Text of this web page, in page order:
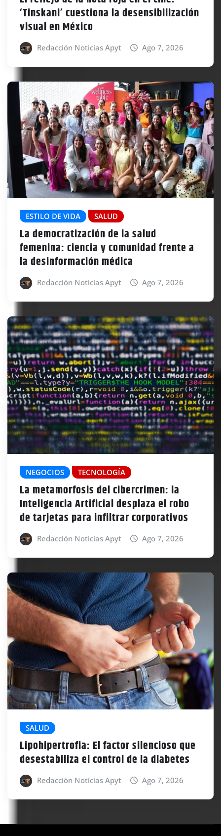
‘Tinskani’ cuestiona la desensibilización
visual en México
Redacción Noticias Apyt Ago 7, 2026
ESTILO DE VIDA SALUD
La democratización de la salud
femenina: ciencia y comunidad frente a
la desinformación médica
Redacción Noticias Apyt Ago 7, 2026
NEGOCIOS TECNOLOGÍA
La metamorfosis del cibercrimen: la
Inteligencia Artificial desplaza el robo
de tarjetas para infiltrar corporativos
Redacción Noticias Apyt Ago 7, 2026
SALUD
Lipohipertrofia: El factor silencioso que
desestabiliza el control de la diabetes
Redacción Noticias Apyt Ago 7, 2026